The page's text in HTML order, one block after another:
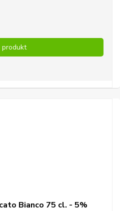
produkt
Bianco 75 cl. - 5%